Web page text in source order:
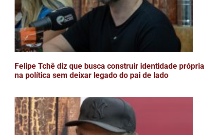
Felipe Tchê diz que busca construir identidade própria
na política sem deixar legado do pai de lado